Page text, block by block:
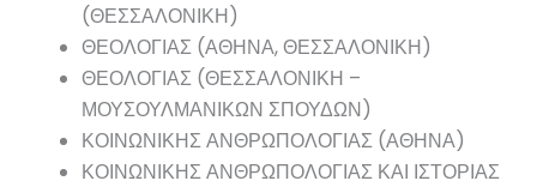
(ΘΕΣΣΑΛΟΝΙΚΗ)
ΘΕΟΛΟΓΙΑΣ (ΑΘΗΝΑ, ΘΕΣΣΑΛΟΝΙΚΗ)
ΘΕΟΛΟΓΙΑΣ (ΘΕΣΣΑΛΟΝΙΚΗ –
ΜΟΥΣΟΥΛΜΑΝΙΚΩΝ ΣΠΟΥΔΩΝ)
ΚΟΙΝΩΝΙΚΗΣ ΑΝΘΡΩΠΟΛΟΓΙΑΣ (ΑΘΗΝΑ)
ΚΟΙΝΩΝΙΚΗΣ ΑΝΘΡΩΠΟΛΟΓΙΑΣ ΚΑΙ ΙΣΤΟΡΙΑΣ